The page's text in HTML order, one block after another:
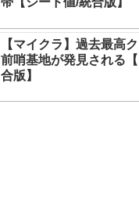
【マイクラ】過去最高
前哨基地が発見される
合版】